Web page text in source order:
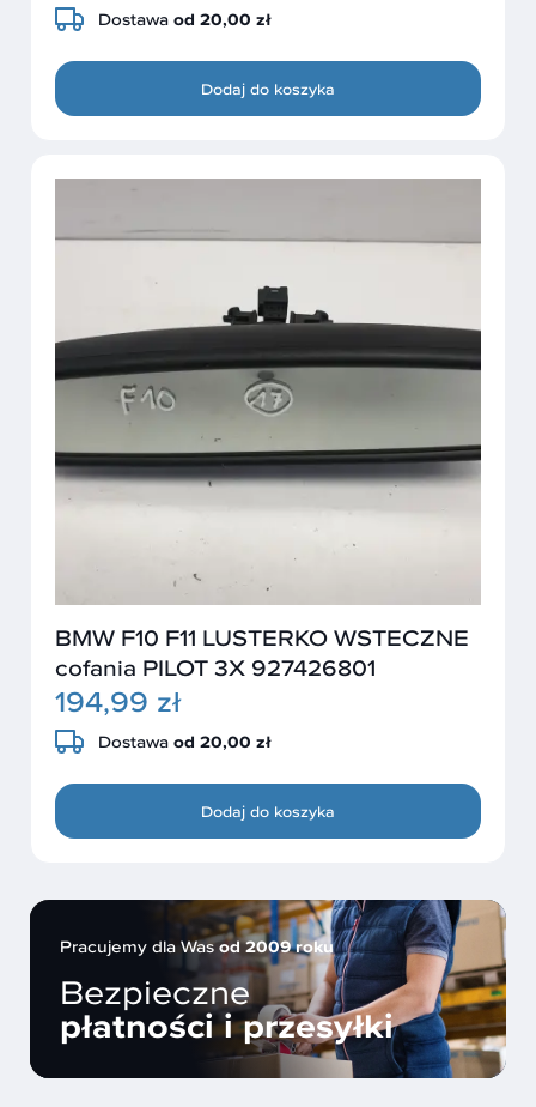
Dostawa od 20,00 zł
Dodaj do koszyka
BMW F10 F11 LUSTERKO WSTECZNE
cofania PILOT 3X 927426801
194,99 zł
Dostawa od 20,00 zł
Dodaj do koszyka
Pracujemy dla Wasod 2009 roku
Bezpieczne
płatności i przesyłki